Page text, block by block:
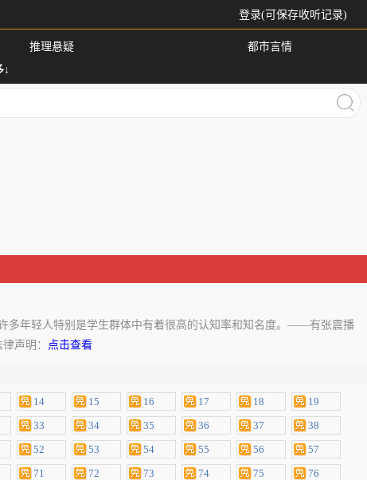
登录(可保存收听记录)
推理悬疑
都市言情
↓
多年轻人特别是学生群体中有着很高的认知率和知名度。——有张震播
声明： 点击查看
14 15 16 17 18
19
33 34 35 36 37
38
52 53 54 55 56
57
71 72 73 74 75
76